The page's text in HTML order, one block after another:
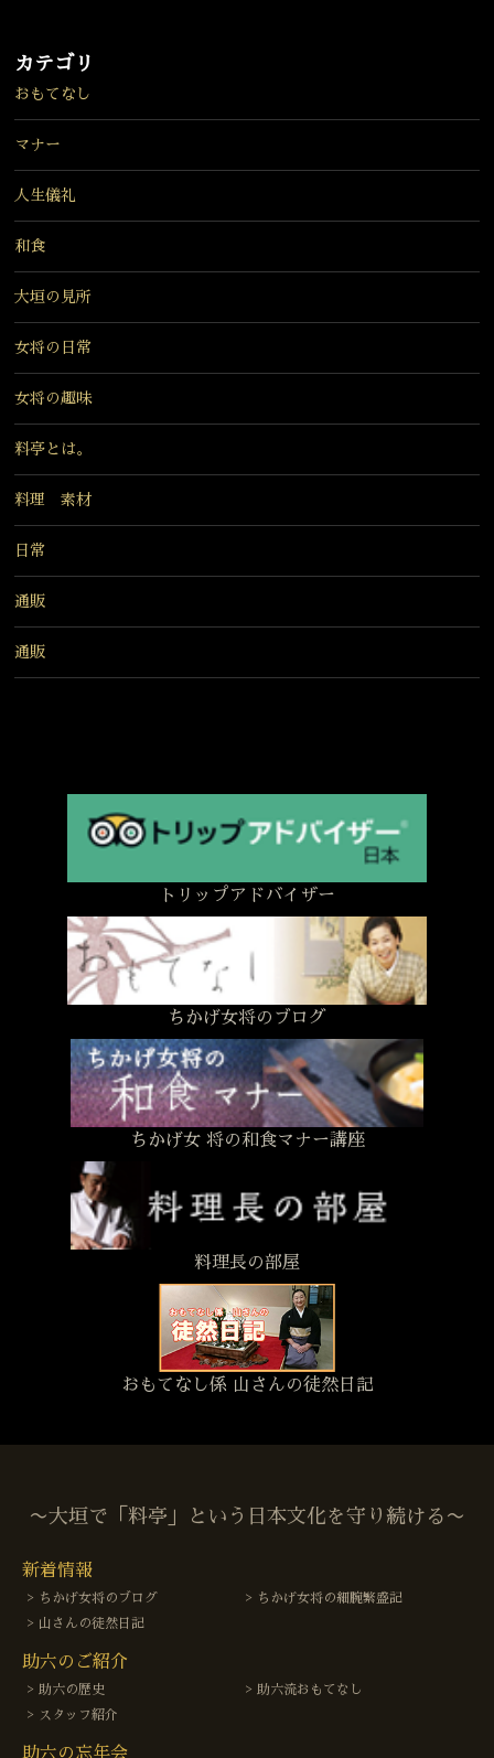
カテゴリ
おもてなし
マナー
人生儀礼
和食
大垣の見所
女将の日常
女将の趣味
料亭とは。
料理 素材
日常
通販
通販
トリップアドバイザー
ちかげ女将のブログ
ちかげ女 将の和食マナー講座
料理長の部屋
おもてなし係 山さんの徒然日記
〜大垣で「料亭」という日本文化を守り続ける〜
新着情報
ちかげ女将のブログ
ちかげ女将の細腕繁盛記
山さんの徒然日記
助六のご紹介
助六の歴史
助六流おもてなし
スタッフ紹介
助六の忘年会